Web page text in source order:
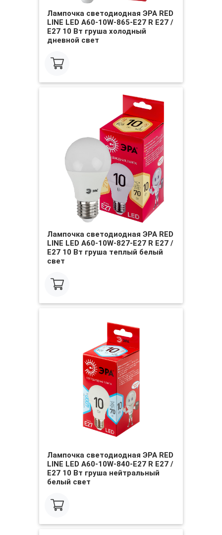
Лампочка светодиодная ЭРА RED
LINE LED A60-10W-865-E27 R Е27 /
E27 10 Вт груша холодный
дневной свет
Лампочка светодиодная ЭРА RED
LINE LED A60-10W-827-E27 R E27 /
Е27 10 Вт груша теплый белый
свет
Лампочка светодиодная ЭРА RED
LINE LED A60-10W-840-E27 R Е27 /
E27 10 Вт груша нейтральный
белый свет